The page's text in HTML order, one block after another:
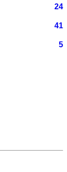
24
41
5